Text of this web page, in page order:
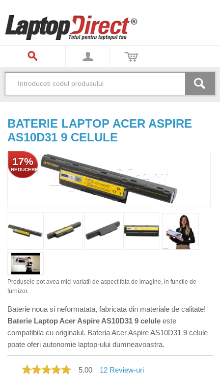
BATERIE LAPTOP ACER ASPIRE
AS10D31 9 CELULE
17%
REDUCERE
Produsele pot avea mici variatii de aspect fata de imagine, in functie de
furnizor.
Baterie noua si neformatata, fabricata din materiale de calitate!
Baterie Laptop Acer Aspire AS10D31 9 celule este
compatibila cu originalul. Bateria Acer Aspire AS10D31 9 celule
poate oferi autonomie laptop-ului dumneavoastra.
12 Review-uri
5.00